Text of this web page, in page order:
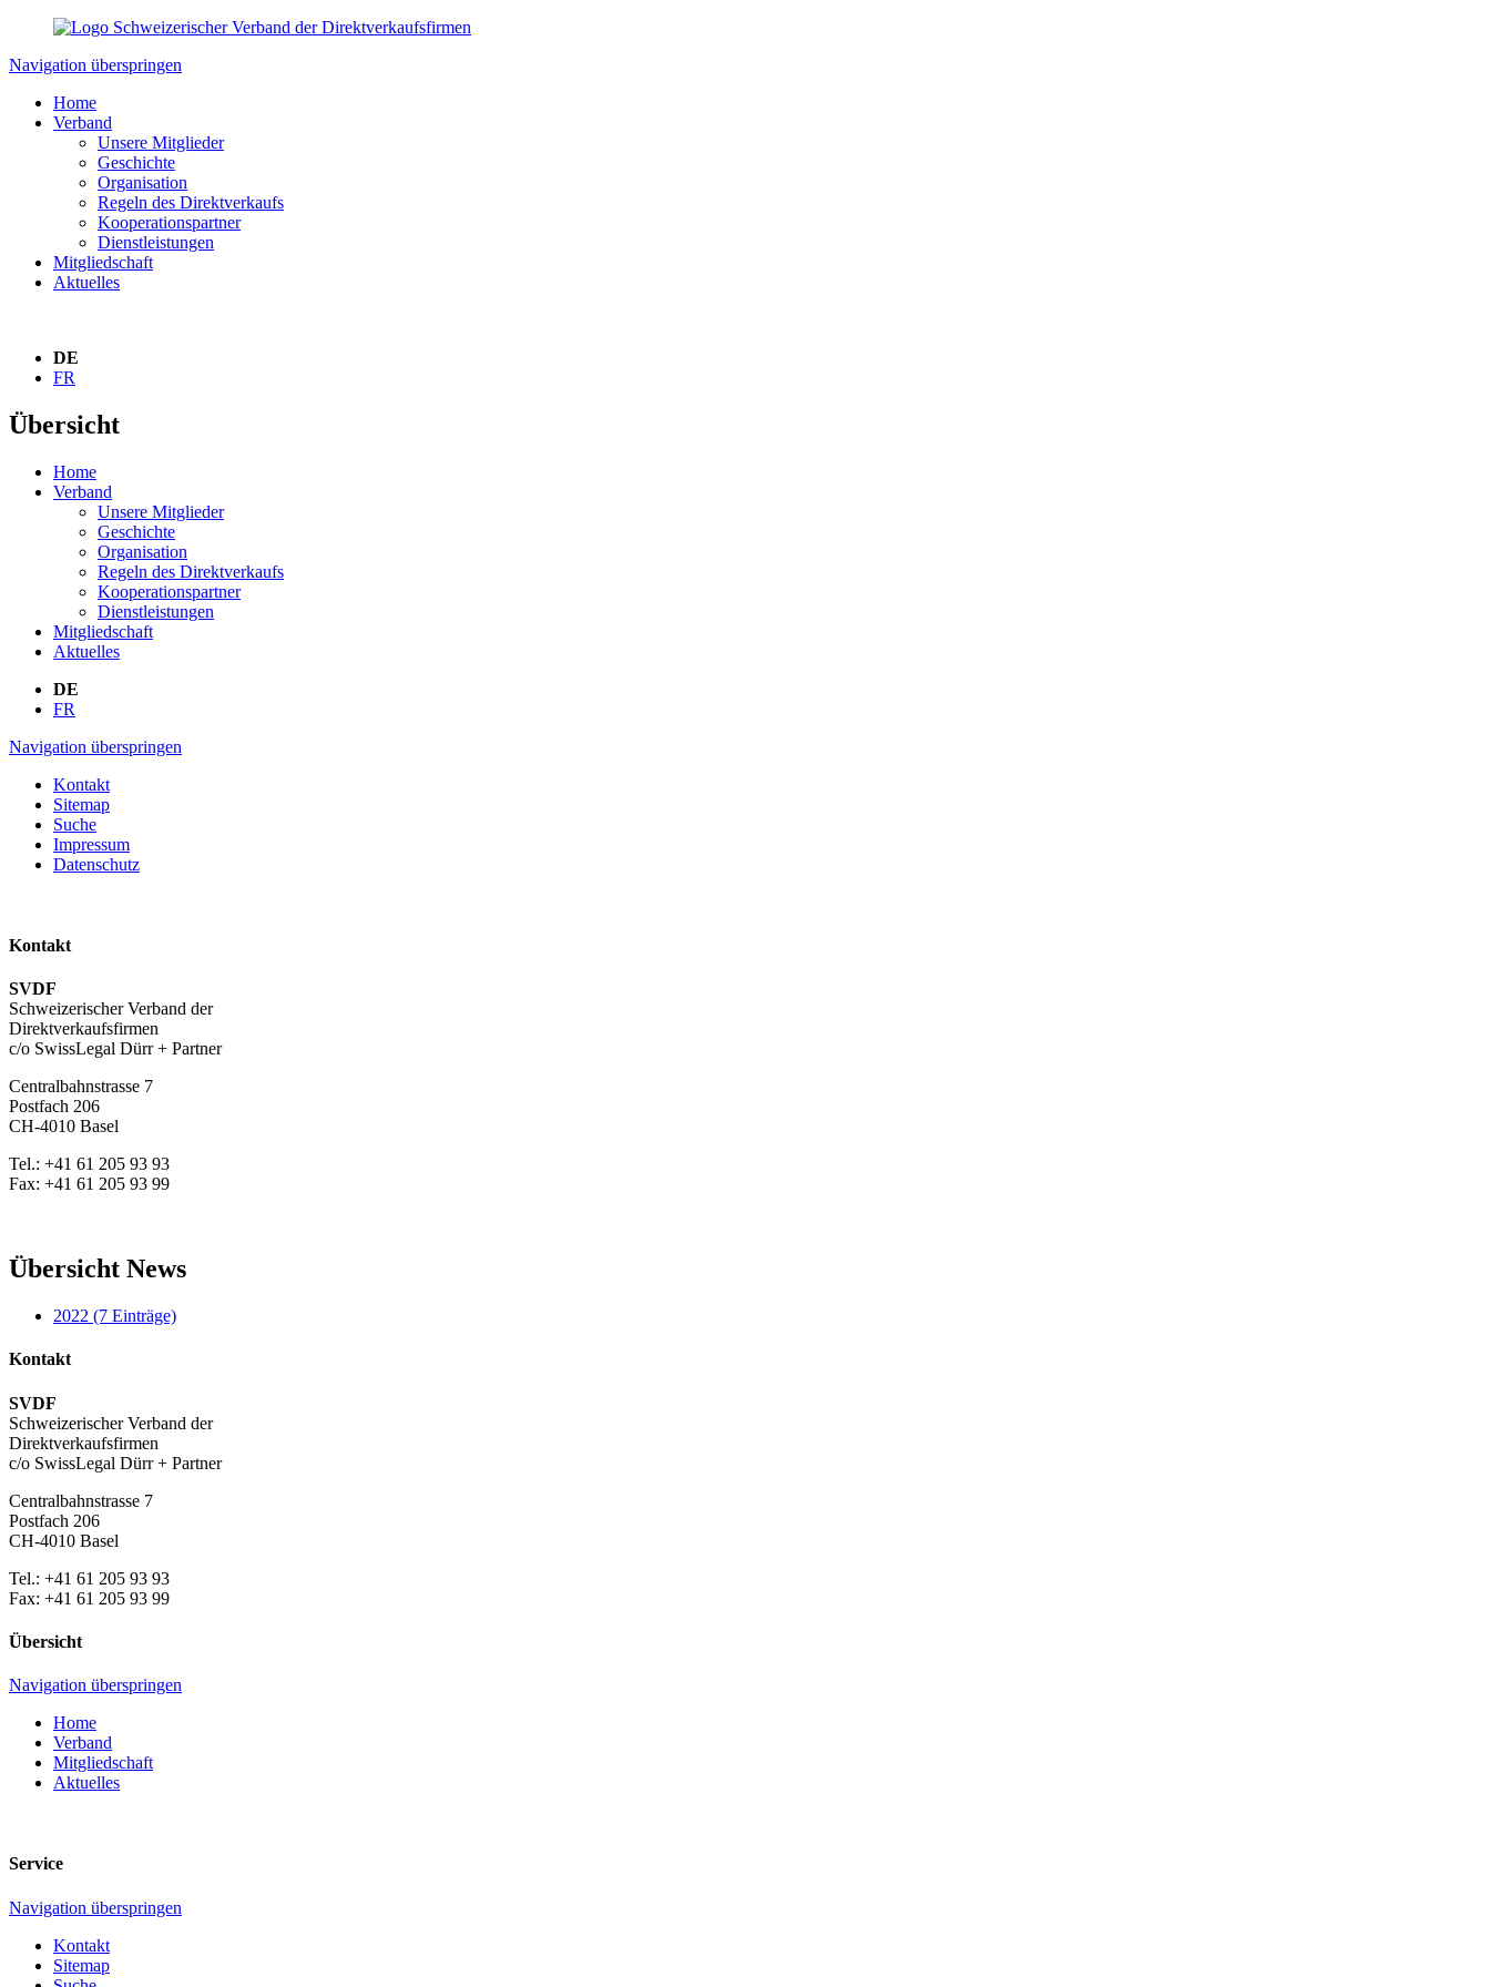
Navigation überspringen
Home
Verband
Unsere Mitglieder
Geschichte
Organisation
Regeln des Direktverkaufs
Kooperationspartner
Dienstleistungen
Mitgliedschaft
Aktuelles
DE
FR
Übersicht
Home
Verband
Unsere Mitglieder
Geschichte
Organisation
Regeln des Direktverkaufs
Kooperationspartner
Dienstleistungen
Mitgliedschaft
Aktuelles
DE
FR
Navigation überspringen
Kontakt
Sitemap
Suche
Impressum
Datenschutz
Kontakt
SVDF
Schweizerischer Verband der
Direktverkaufsfirmen
c/o SwissLegal Dürr + Partner
Centralbahnstrasse 7
Postfach 206
CH-4010 Basel
Tel.: +41 61 205 93 93
Fax: +41 61 205 93 99
Übersicht News
2022 (7 Einträge)
Kontakt
SVDF
Schweizerischer Verband der
Direktverkaufsfirmen
c/o SwissLegal Dürr + Partner
Centralbahnstrasse 7
Postfach 206
CH-4010 Basel
Tel.: +41 61 205 93 93
Fax: +41 61 205 93 99
Übersicht
Navigation überspringen
Home
Verband
Mitgliedschaft
Aktuelles
Service
Navigation überspringen
Kontakt
Sitemap